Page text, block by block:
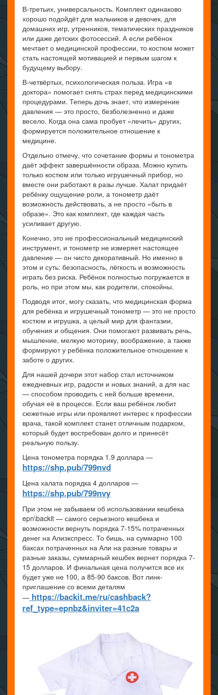
В-третьих, универсальность. Комплект одинаково
хорошо подойдёт для мальчиков и девочек, для
домашних игр, утренников, тематических праздников
или даже детских фотосессий. А если ребёнок
мечтает о медицинской профессии, то костюм может
стать настоящей мотивацией и первым шагом к
будущему выбору.
В-четвёртых, психологическая польза. Игра «в
доктора» помогает снять страх перед медицинскими
процедурами. Теперь дочь знает, что измерение
давления — это просто, безболезненно и даже
весело. Когда она сама пробует «лечить» других,
формируется положительное отношение к
медицине.
Отдельно отмечу, что сочетание формы и тонометра
даёт эффект завершённости образа. Можно купить
только костюм или только игрушечный прибор, но
вместе они работают в разы лучше. Халат придаёт
ребёнку ощущение роли, а тонометр даёт
возможность действовать, а не просто «быть в
образе». Это как комплект, где каждая часть
усиливает другую.
Конечно, это не профессиональный медицинский
инструмент, и тонометр не измеряет настоящее
давление — он чисто декоративный. Но именно в
этом и суть: безопасность, лёгкость и возможность
играть без риска. Ребёнок полностью погружается в
роль, но при этом мы, как родители, спокойны.
Подводя итог, могу сказать, что медицинская форма
для ребёнка и игрушечный тонометр — это не просто
костюм и игрушка, а целый мир для фантазии,
обучения и общения. Они помогают развивать речь,
мышление, мелкую моторику, воображение, а также
формируют у ребёнка положительное отношение к
заботе о других.
Для нашей дочери этот набор стал источником
ежедневных игр, радости и новых знаний, а для нас
— способом проводить с ней больше времени,
обучая её в процессе. Если ваш ребёнок любит
сюжетные игры или проявляет интерес к профессии
врача, такой комплект станет отличным подарком,
который будет востребован долго и принесёт
реальную пользу.
Цена тонометра порядка 1.9 доллара —
https://shp.pub/799nvd
Цена халата порядка 4 долларов —
https://shp.pub/799nvy
При этом не забываем об использовании кешбека
epn\backit — самого серьезного кешбека и
возможности вернуть порядка 7-15% потраченных
денег на Алиэкспресс. То бишь, на суммарно 100
баксах потраченных на Али на разные товары и
разные заказы, суммарный кешбек вернет порядка 7-
15 долларов. И финальная цена получится все их
будет уже не 100, а 85-90 баксов. Вот линк-
приглашение со всеми деталям
— https://backit.me/ru/cashback?
ref_type=epnbz&inviter=41c2a